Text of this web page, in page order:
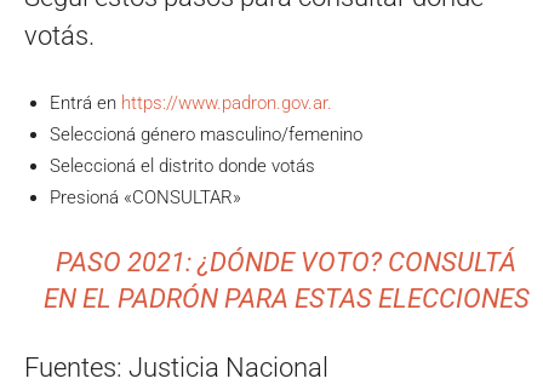
votás.
Entrá en https://www.padron.gov.ar.
Seleccioná género masculino/femenino
Seleccioná el distrito donde votás
Presioná «CONSULTAR»
PASO 2021: ¿DÓNDE VOTO? CONSULTÁ
EN EL PADRÓN PARA ESTAS ELECCIONES
Fuentes: Justicia Nacional